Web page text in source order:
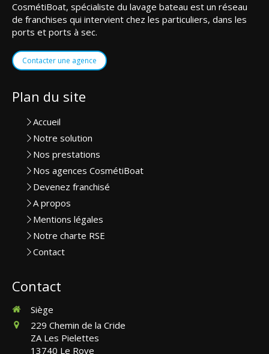
CosmétiBoat, spécialiste du lavage bateau est un réseau
de franchises qui intervient chez les particuliers, dans les
ports et ports à sec.
Contacter une agence
Plan du site
Accueil
Notre solution
Nos prestations
Nos agences CosmétiBoat
Devenez franchisé
A propos
Mentions légales
Notre charte RSE
Contact
Contact
Siège
229 Chemin de la Cride
ZA Les Pielettes
13740 Le Rove